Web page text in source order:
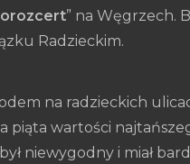
” na Węgrzech.
Radzieckim.
na radzieckich
piąta wartości
niewygodny i miał